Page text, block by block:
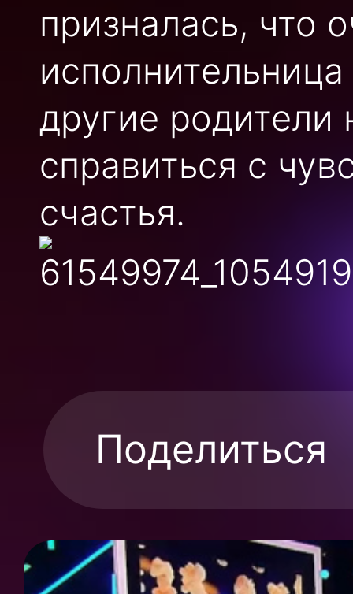
призналась, что
другие родители
справиться с
счастья.
Поделиться